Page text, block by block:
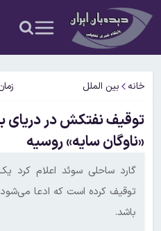
خانه بین الملل
توقیف نفتکش در دریای
«ناوگان سایه» روسیه
گارد ساحلی سوئد اعلام کرد
توقیف کرده است که ادعا می‌شود
باشد.